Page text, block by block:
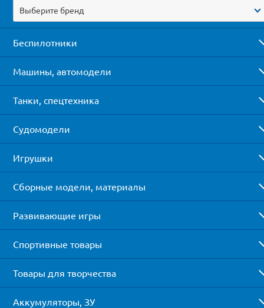
Выберите бренд
Беспилотники
Машины, автомодели
Танки, спецтехника
Судомодели
Игрушки
Сборные модели, материалы
Развивающие игры
Спортивные товары
Товары для творчества
Аккумуляторы, ЗУ